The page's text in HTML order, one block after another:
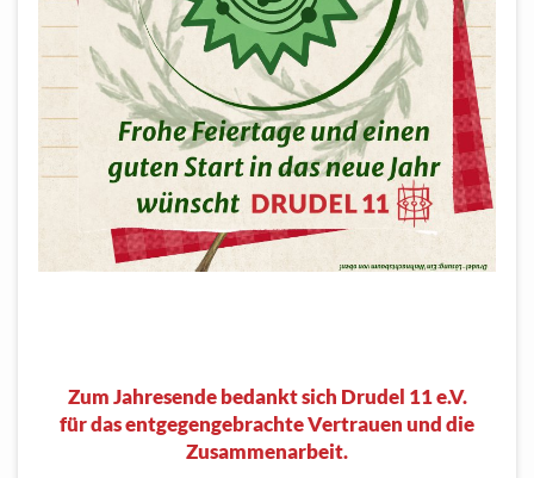
Zum Jahresende bedankt sich Drudel 11 e.V.
für das entgegengebrachte Vertrauen und die
Zusammenarbeit.